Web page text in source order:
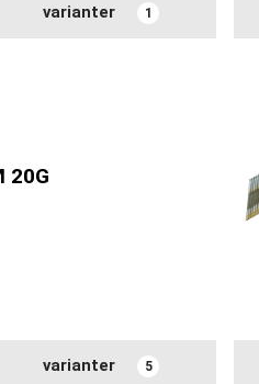
varianter 1
20G
varianter 5